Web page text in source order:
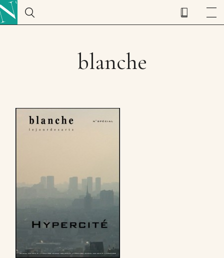
blanche